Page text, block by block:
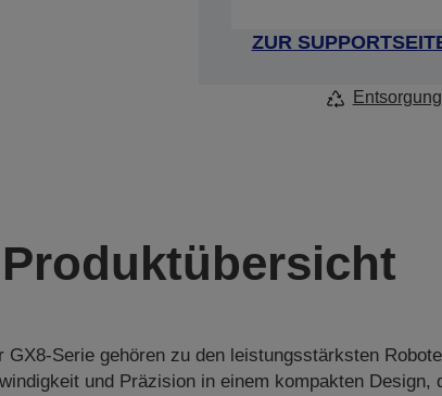
ZUR
Produktübersicht
GX8-Serie gehören zu den leistungsstärksten
und Präzision in einem kompakten Design,